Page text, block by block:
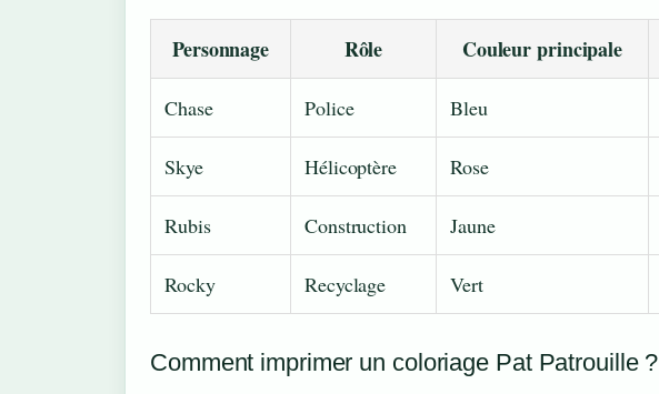
Personnage Rôle Couleur principale
Chase Police Bleu
Skye Hélicoptère Rose
Rubis Construction Jaune
Rocky Recyclage Vert
Comment imprimer un coloriage Pat Patrouille ?